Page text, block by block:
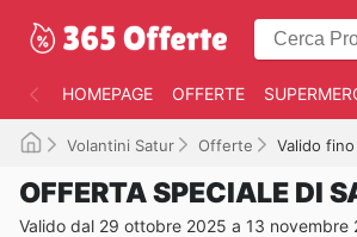
HOMEPAGE OFFERTE
Volantini Satur Offerte Valido
OFFERTA SPECIALE DI
Valido dal 29 ottobre 2025 a 13 novembre